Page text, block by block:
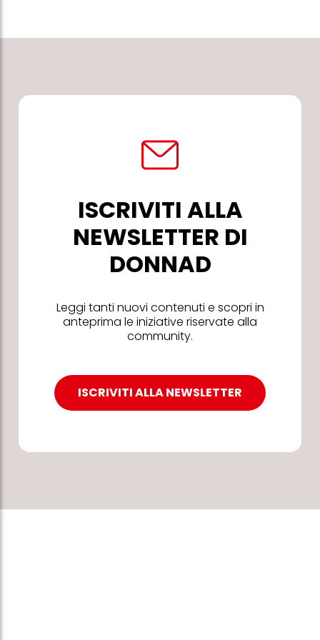
ISCRIVITI ALLA
NEWSLETTER DI
DONNAD
Leggi tanti nuovi contenuti e scopri in
anteprima le iniziative riservate alla
community.
ISCRIVITI ALLA NEWSLETTER